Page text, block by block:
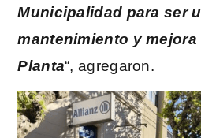
Municipalidad para ser
mantenimiento y mejora
Planta“, agregaron.